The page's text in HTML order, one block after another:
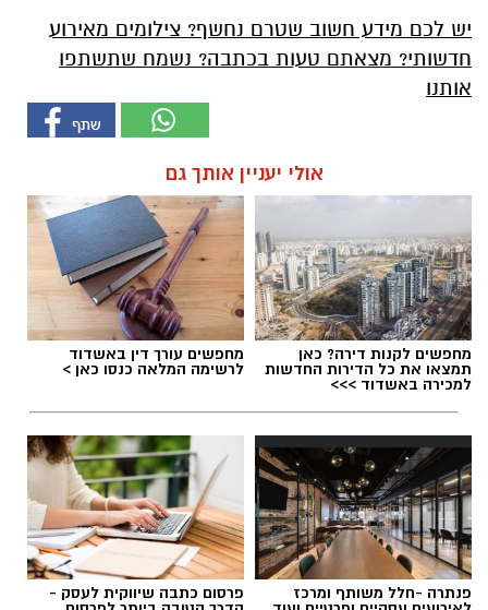
יש לכם מידע חשוב שטרם נחשף? צילומים מאירוע
חדשותי? מצאתם טעות בכתבה? נשמח שתשתפו
אותנו
אולי יעניין אותך גם
מחפשים לקנות דירה? כאן
תמצאו את כל הדירות החדשות
למכירה באשדוד >>>
מחפשים עורך דין באשדוד
לרשימה המלאה כנסו כאן >
פנתרה -חלל משותף ומרכז פרסום כתבה שיווקית לעסק -